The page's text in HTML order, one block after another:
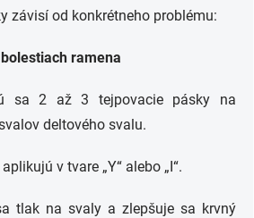
závisí od konkrétneho problému:
ramena
sa 2 až 3 tejpovacie pásky na
deltového svalu.
v tvare „Y“ alebo „I“.
tlak na svaly a zlepšuje sa krvný